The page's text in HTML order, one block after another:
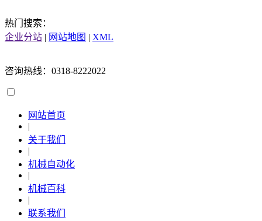
热门搜索：
企业分站 | 网站地图 | XML
咨询热线：0318-8222022
网站首页
|
关于我们
|
机械自动化
|
机械百科
|
联系我们